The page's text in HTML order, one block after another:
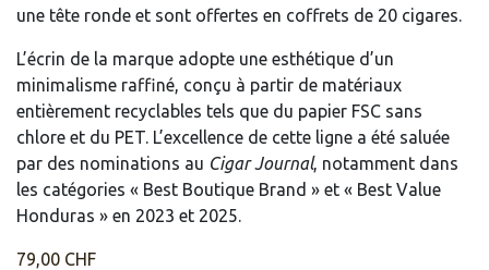
une tête ronde et sont offertes en coffrets de 20 cigares.
L’écrin de la marque adopte une esthétique d’un
minimalisme raffiné, conçu à partir de matériaux
entièrement recyclables tels que du papier FSC sans
chlore et du PET. L’excellence de cette ligne a été saluée
par des nominations au Cigar Journal, notamment dans
les catégories « Best Boutique Brand » et « Best Value
Honduras » en 2023 et 2025.
79,00 CHF